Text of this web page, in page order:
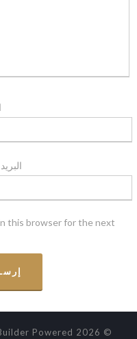
this browser for the next
© 2026 About Olymp Trade
Powered